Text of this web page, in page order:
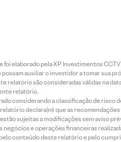
foi elaborado pela XP Investimentos
auxiliar o investidor a tomar sua
relatório são consideradas válidas na
relatório.
considerando a classificação de risco
declara(m) que as
sujeitas a modificações sem aviso
e operações financeiras
conteúdo deste relatório e pelo